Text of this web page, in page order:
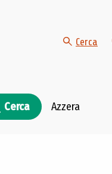
Cerca
Cerca Azzera